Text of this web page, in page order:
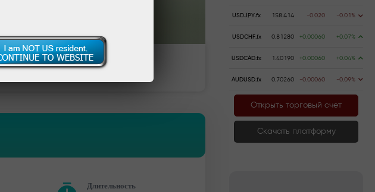
Пополнить счёт
Длительность
USDJPY.fx 158.414 -0.020 -0.01%
USDCHF.fx 0.81280 +0.00060 +0.07%
USDCAD.fx 1.40190 +0.00060 +0.04%
AUDUSD.fx 0.70260 -0.00060 -0.09%
Открыть торговый счет
Скачать платформу